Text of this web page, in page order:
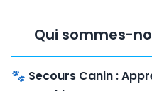
Qui sommes-
🐾 Secours Canin :